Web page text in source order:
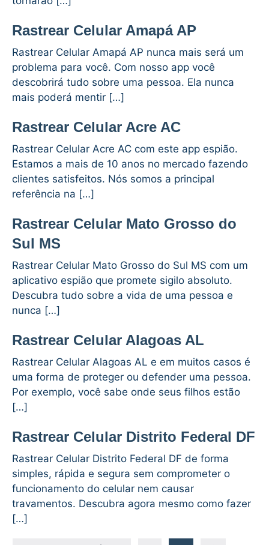
Rastrear Celular Amapá AP
Rastrear Celular Amapá AP nunca mais será um
problema para você. Com nosso app você
descobrirá tudo sobre uma pessoa. Ela nunca
mais poderá mentir […]
Rastrear Celular Acre AC
Rastrear Celular Acre AC com este app espião.
Estamos a mais de 10 anos no mercado fazendo
clientes satisfeitos. Nós somos a principal
referência na […]
Rastrear Celular Mato Grosso do
Sul MS
Rastrear Celular Mato Grosso do Sul MS com um
aplicativo espião que promete sigilo absoluto.
Descubra tudo sobre a vida de uma pessoa e
nunca […]
Rastrear Celular Alagoas AL
Rastrear Celular Alagoas AL e em muitos casos é
uma forma de proteger ou defender uma pessoa.
Por exemplo, você sabe onde seus filhos estão
[…]
Rastrear Celular Distrito Federal DF
Rastrear Celular Distrito Federal DF de forma
simples, rápida e segura sem comprometer o
funcionamento do celular nem causar
travamentos. Descubra agora mesmo como fazer
[…]